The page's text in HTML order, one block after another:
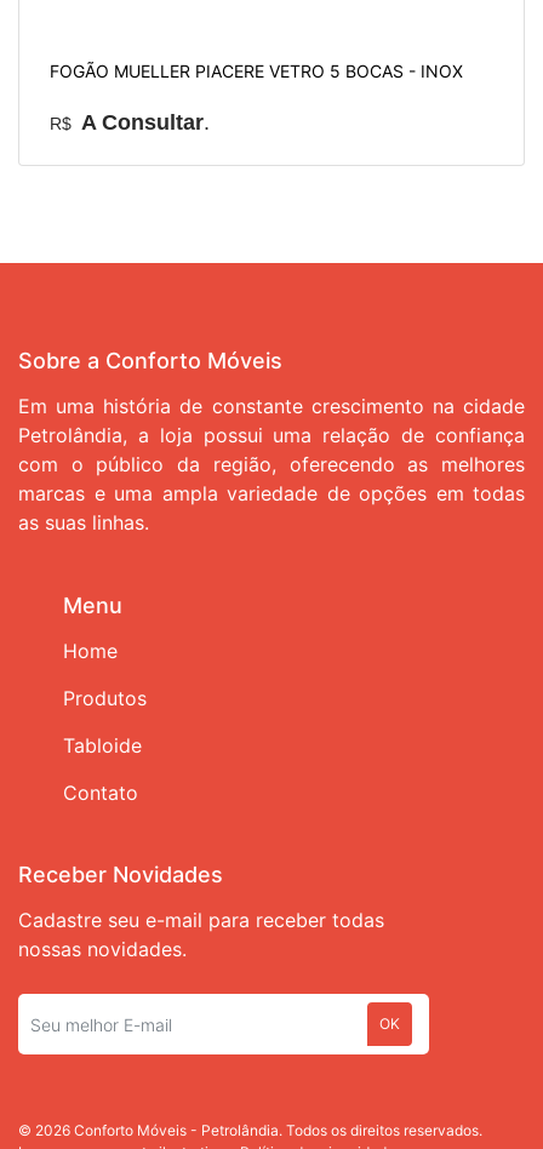
FOGÃO MUELLER PIACERE VETRO 5 BOCAS - INOX
R$ A Consultar.
Sobre a Conforto Móveis
Em uma história de constante crescimento na cidade
Petrolândia, a loja possui uma relação de confiança
com o público da região, oferecendo as melhores
marcas e uma ampla variedade de opções em todas
as suas linhas.
Menu
Home
Produtos
Tabloide
Contato
Receber Novidades
Cadastre seu e-mail para receber todas
nossas novidades.
OK
© 2026 Conforto Móveis - Petrolândia. Todos os direitos reservados.